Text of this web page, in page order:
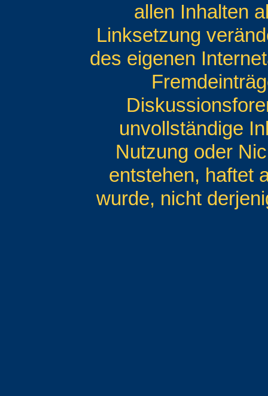
allen Inhalten
Linksetzung
des eigenen
unvollständige
Nutzung oder
entstehen, haftet
wurde, nicht